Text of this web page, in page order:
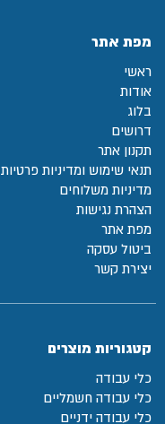
מפת אתר
ראשי
אודות
בלוג
דרושים
תקנון אתר
תנאי שימוש ומדיניות פרטיות
מדיניות משלוחים
הצהרת נגישות
מפת אתר
ביטול עסקה
יצירת קשר
קטגוריות מוצרים
כלי עבודה
כלי עבודה חשמליים
כלי עבודה ידניים